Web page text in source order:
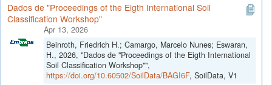
Dados de "Proceedings of the Eigth International Soil
Classification Workshop"
Apr 13, 2026
Beinroth, Friedrich H.; Camargo, Marcelo Nunes; Eswaran,
H., 2026, "Dados de "Proceedings of the Eigth International
Soil Classification Workshop"",
https://doi.org/10.60502/SoilData/BAGI6F, SoilData, V1